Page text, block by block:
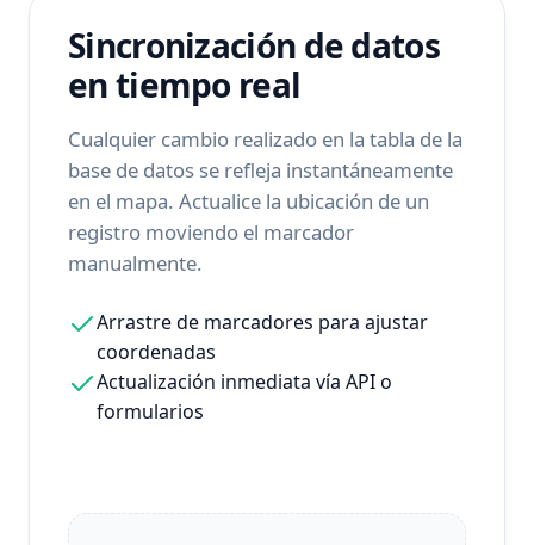
Sincronización de datos
en tiempo real
Cualquier cambio realizado en la tabla de la
base de datos se refleja instantáneamente
en el mapa. Actualice la ubicación de un
registro moviendo el marcador
manualmente.
Arrastre de marcadores para ajustar
coordenadas
Actualización inmediata vía API o
formularios